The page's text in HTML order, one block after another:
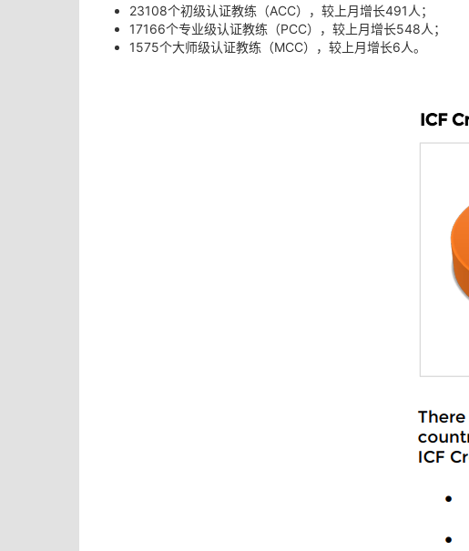
23108个初级认证教练（ACC），较上月增长491人；
17166个专业级认证教练（PCC），较 上月增长548人；
1575个大师级认证教练（MCC），较 上月增长6人。